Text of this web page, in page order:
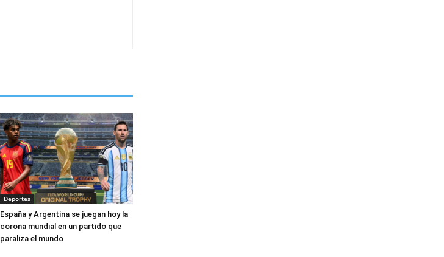
Deportes
España y Argentina se juegan hoy la
corona mundial en un partido que
paraliza el mundo